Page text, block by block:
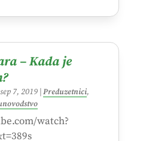
– Kada je
sep 7, 2019| Preduzetnici,
watch?